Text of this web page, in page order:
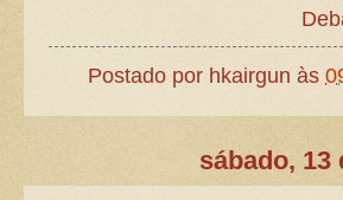
Postado por hkairgun às
sábado, 13